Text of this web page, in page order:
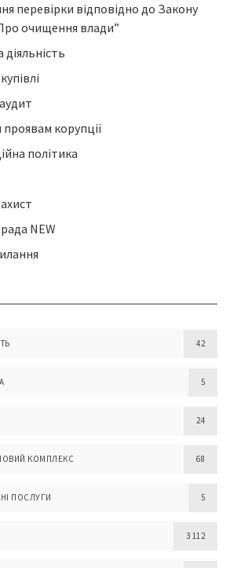
перевірки відповідно до Закону
очищення влади”
проявам корупції
політика
NEW
42
5
24
КОМПЛЕКС 68
ПОСЛУГИ 5
3 112